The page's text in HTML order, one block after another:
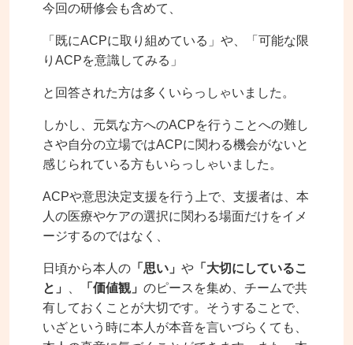
今回の研修会も含めて、
「既にACPに取り組めている」や、「可能な限
りACPを意識してみる」
と回答された方は多くいらっしゃいました。
しかし、元気な方へのACPを行うことへの難し
さや自分の立場ではACPに関わる機会がないと
感じられている方もいらっしゃいました。
ACPや意思決定支援を行う上で、支援者は、本
人の医療やケアの選択に関わる場面だけをイメ
ージするのではなく、
日頃から本人の 「思い」や 「大切にしているこ
と」
「価値観」のピースを集め、チームで共
有しておくことが大切です。そうすることで、
いざという時に本人が本音を言いづらくても、